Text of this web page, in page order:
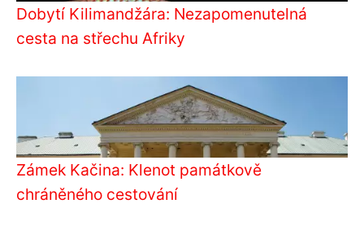
Dobytí Kilimandžára: Nezapomenutelná
cesta na střechu Afriky
Zámek Kačina: Klenot památkově
chráněného cestování